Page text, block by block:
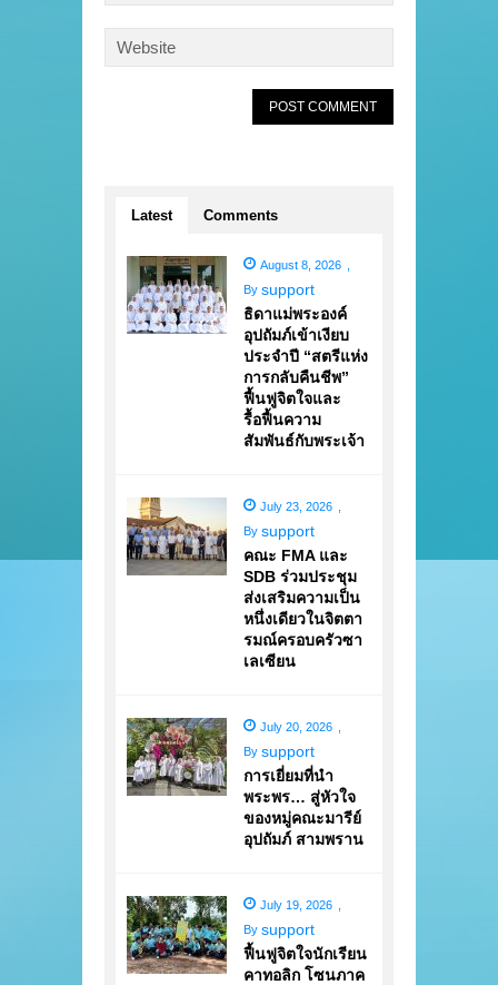
Latest Comments
August 8, 2026
By support
ธิดาแม่พระองค์
อุปถัมภ์เข้าเงียบ
ประจำปี “สตรีแห่ง
การกลับคืนชีพ”
ฟื้นฟูจิตใจและ
รื้อฟื้นความ
สัมพันธ์กับพระเจ้า
July 23, 2026
By support
คณะ FMA และ
SDB ร่วมประชุม
ส่งเสริมความเป็น
หนึ่งเดียวในจิตตา
รมณ์ครอบครัวซา
เลเซียน
July 20, 2026
By support
การเยี่ยมที่นำ
พระพร… สู่หัวใจ
ของหมู่คณะมารีย์
อุปถัมภ์ สามพราน
July 19, 2026
By support
ฟื้นฟูจิตใจนักเรียน
คาทอลิก โซนภาค